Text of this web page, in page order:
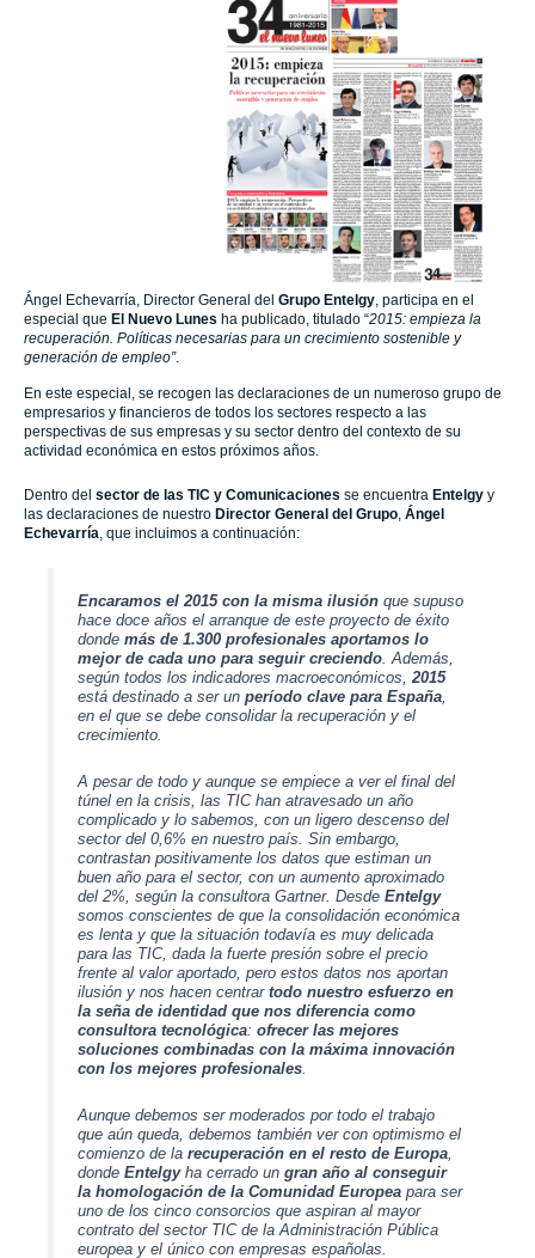
Ángel Echevarría, Director General del Grupo Entelgy, participa en el
especial que El Nuevo Lunes ha publicado, titulado “2015: empieza la
recuperación. Políticas necesarias para un crecimiento sostenible y
generación de empleo”.
En este especial, se recogen las declaraciones de un numeroso grupo de
empresarios y financieros de todos los sectores respecto a las
perspectivas de sus empresas y su sector dentro del contexto de su
actividad económica en estos próximos años.
Dentro del sector de las TIC y Comunicaciones se encuentra Entelgy y
las declaraciones de nuestro Director General del Grupo Ángel
Echevarría , que incluimos a continuación:
Encaramos el 2015 con la misma ilusión que supuso
hace doce años el arranque de este proyecto de éxito
donde más de 1.300 profesionales aportamos lo
mejor de cada uno para seguir creciendo. Además,
según todos los indicadores macroeconómicos, 2015
está destinado a ser un período clave para España,
en el que se debe consolidar la recuperación y el
crecimiento.
A pesar de todo y aunque se empiece a ver el final del
túnel en la crisis, las TIC han atravesado un año
complicado y lo sabemos, con un ligero descenso del
sector del 0,6% en nuestro país. Sin embargo,
contrastan positivamente los datos que estiman un
buen año para el sector, con un aumento aproximado
del 2%, según la consultora Gartner. Desde Entelgy
somos conscientes de que la consolidación económica
es lenta y que la situación todavía es muy delicada
para las TIC, dada la fuerte presión sobre el precio
frente al valor aportado, pero estos datos nos aportan
ilusión y nos hacen centrar todo nuestro esfuerzo en
la seña de identidad que nos diferencia como
consultora tecnológica: ofrecer las mejores
soluciones combinadas con la máxima innovación
con los mejores profesionales.
Aunque debemos ser moderados por todo el trabajo
que aún queda, debemos también ver con optimismo el
comienzo de la recuperación en el resto de Europa,
donde Entelgyha cerrado un gran año al conseguir
la homologación de la Comunidad Europeapara ser
uno de los cinco consorcios que aspiran al mayor
contrato del sector TIC de la Administración Pública
europea y el único con empresas españolas.